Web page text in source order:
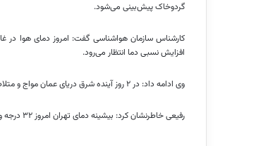
گردوخاک پیش‌بینی می‌شود.
کارشناس سازمان هواشناسی گفت: امروز دمای هوا در
افزایش نسبی دما انتظار می‌رود.
وی ادامه داد: در ۲ روز آینده شرق دریای عمان مواج و متلاطم است.
رفیعی خاطرنشان کرد: بیشینه دمای تهران امروز ۳۲ درجه و کمینه دما ۲۳ درجه بالای صفر است.